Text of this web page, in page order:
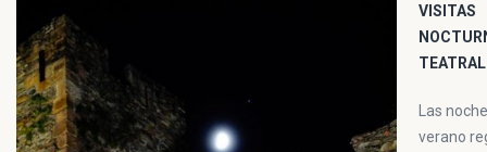
VISITAS
Las
verano